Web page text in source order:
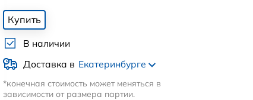
Купить
В наличии
Доставка в Екатеринбурге
*конечная стоимость может меняться в
зависимости от размера партии.